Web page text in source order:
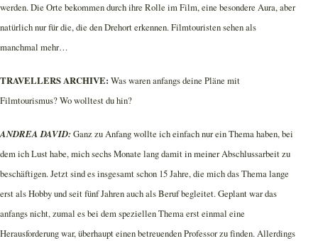
werden. Die Orte bekommen durch ihre Rolle im Film, eine besondere Aura, aber
natürlich nur für die, die den Drehort erkennen. Filmtouristen sehen als
manchmal mehr…
TRAVELLERS ARCHIVE: Was waren anfangs deine Pläne mit
Filmtourismus? Wo wolltest du hin?
ANDREA DAVID:Ganz zu Anfang wollte ich einfach nur ein Thema haben, bei
dem ich Lust habe, mich sechs Monate lang damit in meiner Abschlussarbeit zu
beschäftigen. Jetzt sind es insgesamt schon 15 Jahre, die mich das Thema lange
erst als Hobby und seit fünf Jahren auch als Beruf begleitet. Geplant war das
anfangs nicht, zumal es bei dem speziellen Thema erst einmal eine
Herausforderung war, überhaupt einen betreuenden Professor zu finden. Allerdings